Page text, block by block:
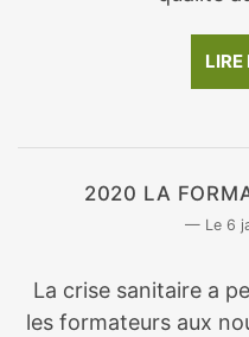
LIRE
2020 LA
6
La crise sanitaire a
les formateurs aux